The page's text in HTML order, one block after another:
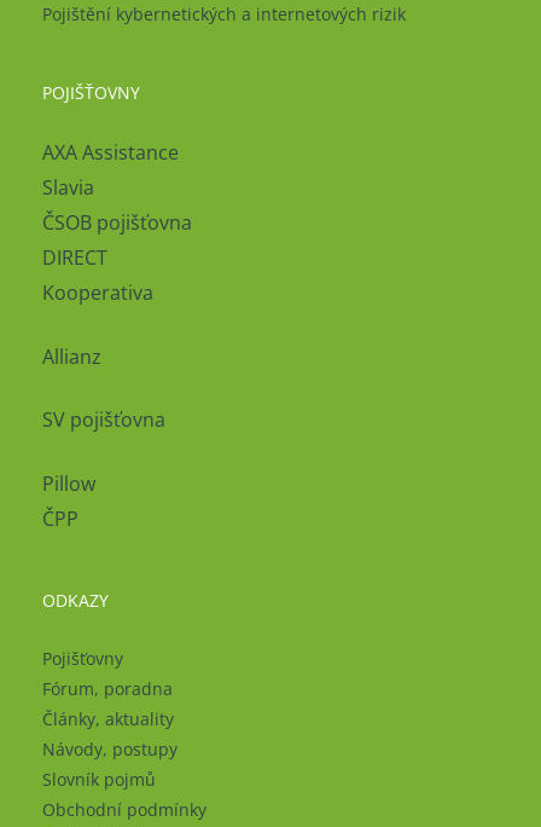
Pojištění kybernetických a internetových rizik
POJIŠŤOVNY
AXA Assistance
Slavia
ČSOB pojišťovna
DIRECT
Kooperativa
Allianz
SV pojišťovna
Pillow
ČPP
ODKAZY
Pojišťovny
Fórum, poradna
Články, aktuality
Návody, postupy
Slovník pojmů
Obchodní podmínky